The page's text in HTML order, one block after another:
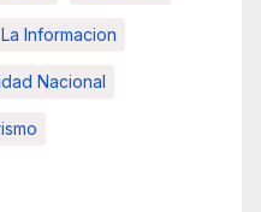
Informacion
Nacional